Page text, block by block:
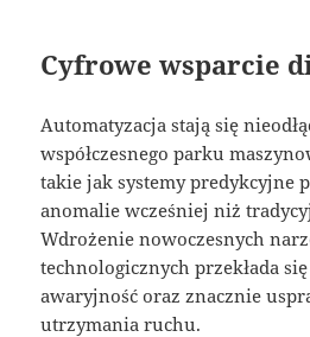
Cyfrowe wsparcie
Automatyzacja stają się
współczesnego parku
takie jak systemy predykcyjne
anomalie wcześniej niż
Wdrożenie nowoczesnych
technologicznych przekłada
awaryjność oraz znacznie
utrzymania ruchu.